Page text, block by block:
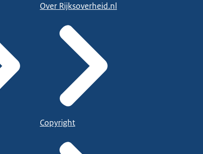
Over Rijksoverheid.nl
Copyright